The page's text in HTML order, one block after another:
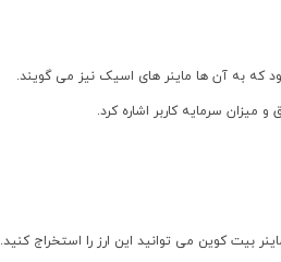
که به آن ها ماینر های اسیک نیز می گویند.
میزان سرمایه کاربر اشاره کرد.
بیت کوین می توانید این ارز را استخراج کنید.